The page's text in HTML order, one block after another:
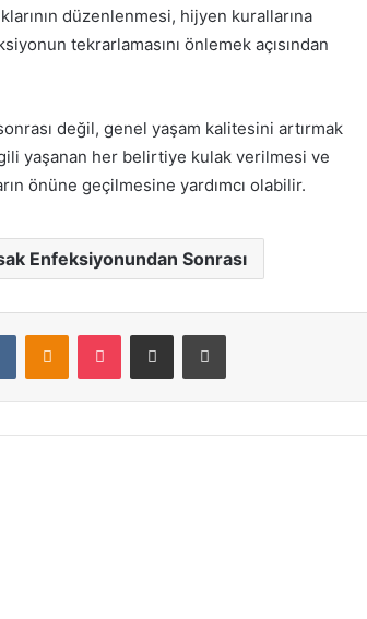
düzenlenmesi, hijyen kurallarına
tekrarlamasını önlemek açısından
değil, genel yaşam kalitesini artırmak
yaşanan her belirtiye kulak verilmesi ve
önüne geçilmesine yardımcı olabilir.
Enfeksiyonundan Sonrası
VKontakteOdnoklassniki
Pocket E-Posta ile paylaş Yazdır